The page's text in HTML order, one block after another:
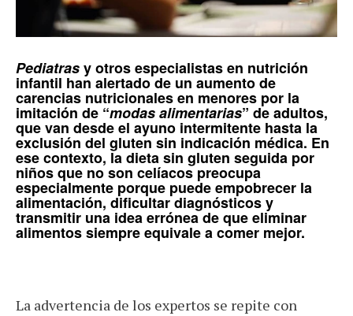
Pediatrasy otros especialistas en nutrición
infantil han alertado de un aumento de
carencias nutricionales en menores por la
imitación de “modas alimentarias” de adultos,
que van desde el ayuno intermitente hasta la
exclusión del gluten sin indicación médica. En
ese contexto, ladieta sin gluten seguida por
niños que no son celíacospreocupa
especialmente porque puede empobrecer la
alimentación, dificultar diagnósticos y
transmitir una idea errónea de que eliminar
alimentos siempre equivale a comer mejor.
La advertencia de los expertos se repite con